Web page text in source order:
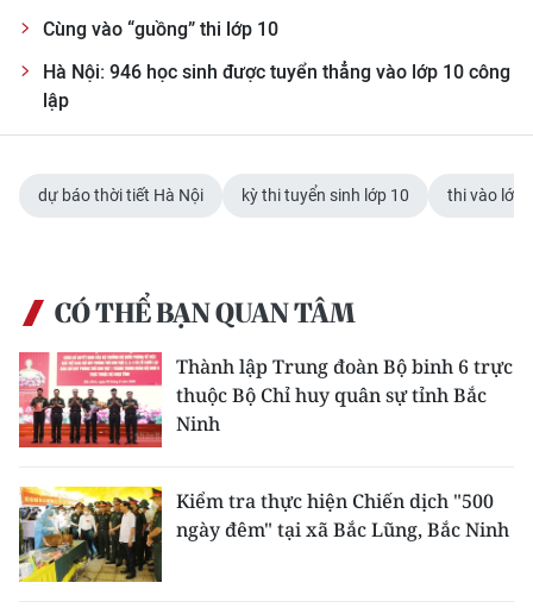
Đồng bằng sông Cửu Long
Chuyên trang Hà Nội
Chuyên trang TP. Hồ Chí Minh
CHUYÊN ĐỀ
VỀ BÁO NHÂN DÂN
THỜI NAY
NHÂN DÂN CUỐI TUẦN
NHÂN DÂN HẰNG THÁNG
MUA BÁO
Cùng vào “guồng” thi lớp 10
Hà Nội: 946 học sinh được tuyển thẳng vào lớp 10 công
lập
dự báo thời tiết Hà Nội kỳ thi tuyển sinh lớp 10 thi vào lớp
CÓ THỂ BẠN QUAN TÂM
Thành lập Trung đoàn Bộ binh 6 trực
thuộc Bộ Chỉ huy quân sự tỉnh Bắc
Ninh
Kiểm tra thực hiện Chiến dịch "500
ngày đêm" tại xã Bắc Lũng, Bắc Ninh